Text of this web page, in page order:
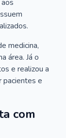
medicina,
área. Já o
e realizou a
pacientes e
com